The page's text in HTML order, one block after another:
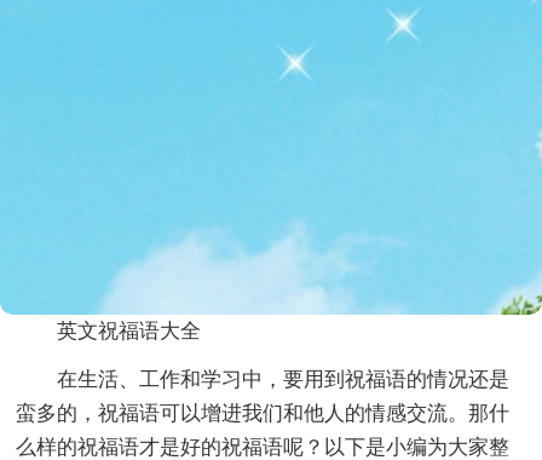
英文祝福语大全
在生活、工作和学习中，要用到祝福语的情况还是
蛮多的，祝福语可以增进我们和他人的情感交流。那什
么样的祝福语才是好的祝福语呢？以下是小编为大家整